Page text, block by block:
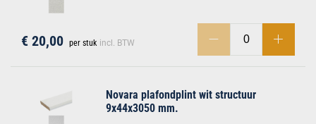
€ 20,00 per stuk incl. BTW
Novara plafondplint wit structuur
9x44x3050 mm.